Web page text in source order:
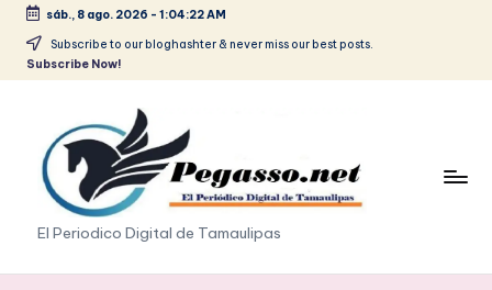
Saltar
sáb., 8 ago. 2026 - 1:04:22 AM
Subscribe to our bloghashter & never miss our best posts.
Subscribe Now!
p
e
El Periodico Digital de Tamaulipas